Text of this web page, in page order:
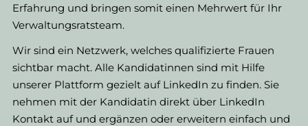
Erfahrung und bringen somit einen Mehrwert für Ihr
Verwaltungsratsteam.
Wir sind ein Netzwerk, welches qualifizierte Frauen
sichtbar macht. Alle Kandidatinnen sind mit Hilfe
unserer Plattform gezielt auf LinkedIn zu finden. Sie
nehmen mit der Kandidatin direkt über LinkedIn
Kontakt auf und ergänzen oder erweitern einfach und